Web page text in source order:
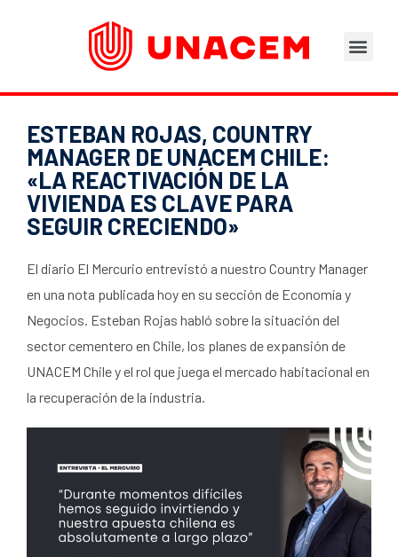
ESTEBAN ROJAS, COUNTRY
MANAGER DE UNACEM CHILE:
«LA REACTIVACIÓN DE LA
VIVIENDA ES CLAVE PARA
SEGUIR CRECIENDO»
El diario El Mercurio entrevistó a nuestro Country Manager
en una nota publicada hoy en su sección de Economía y
Negocios. Esteban Rojas habló sobre la situación del
sector cementero en Chile, los planes de expansión de
UNACEM Chile y el rol que juega el mercado habitacional en
la recuperación de la industria.